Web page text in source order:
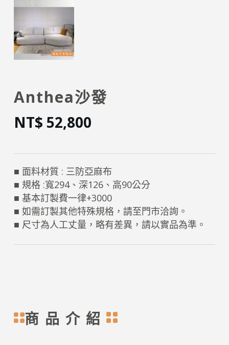
Anthea沙發
NT$ 52,800
■ 面料材質 : 三防亞麻布
■ 規格 :寬294、深126、高90公分
■ 基本訂製費一律+3000
■ 如需訂製其他特殊規格，請至門市洽詢。
■ 尺寸為人工丈量，略有差異，請以實品為準。
商品介紹